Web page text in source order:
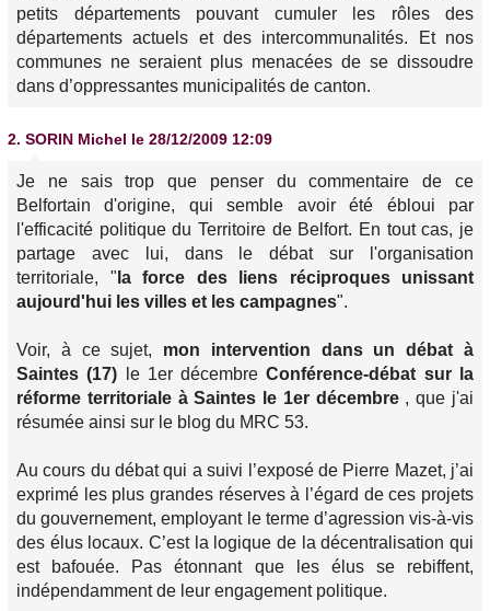
petits départements pouvant cumuler les rôles des
départements actuels et des intercommunalités. Et nos
communes ne seraient plus menacées de se dissoudre
dans d’oppressantes municipalités de canton.
2. SORIN Michel le 28/12/2009 12:09
Je ne sais trop que penser du commentaire de ce
Belfortain d'origine, qui semble avoir été ébloui par
l'efficacité politique du Territoire de Belfort. En tout cas, je
partage avec lui, dans le débat sur l'organisation
territoriale, " la force des liens réciproques unissant
aujourd'hui les villes et les campagnes".
Voir, à ce sujet, mon intervention dans un débat à
Saintes (17) le 1er décembreConférence-débat sur la
réforme territoriale à Saintes le 1er décembre , que j'ai
résumée ainsi sur le blog du MRC 53.
Au cours du débat qui a suivi l’exposé de Pierre Mazet, j’ai
exprimé les plus grandes réserves à l’égard de ces projets
du gouvernement, employant le terme d’agression vis-à-vis
des élus locaux. C’est la logique de la décentralisation qui
est bafouée. Pas étonnant que les élus se rebiffent,
indépendamment de leur engagement politique.